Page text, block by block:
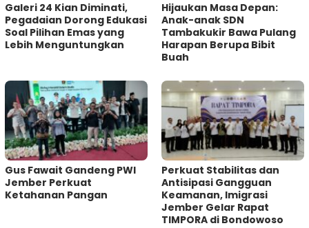
Galeri 24 Kian Diminati,
Pegadaian Dorong Edukasi
Soal Pilihan Emas yang
Lebih Menguntungkan
Hijaukan Masa Depan:
Anak-anak SDN
Tambakukir Bawa Pulang
Harapan Berupa Bibit
Buah
Gus Fawait Gandeng PWI
Jember Perkuat
Ketahanan Pangan
Perkuat Stabilitas dan
Antisipasi Gangguan
Keamanan, Imigrasi
Jember Gelar Rapat
TIMPORA di Bondowoso